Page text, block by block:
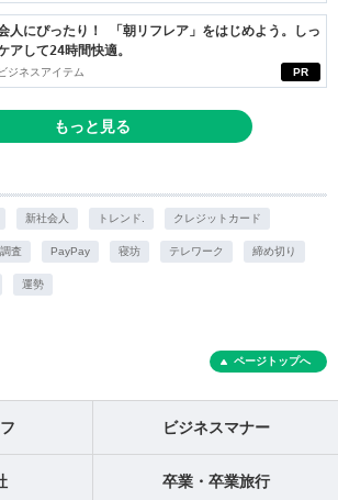
PR
人にぴったり！ 「朝リフレア」をはじめよう。しっ
アして24時間快適。
ジネスアイテム
もっと見る
新社会人 トレンド. クレジットカード
調査 PayPay 寝坊 テレワーク 締め切り
運勢
ページトップへ
ビジネスマナー
卒業・卒業旅行